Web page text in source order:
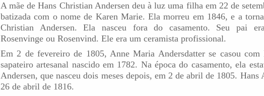
A mãe de Hans Christian Andersen deu à luz uma filha em 22 de
batizada com o nome de Karen Marie. Ela morreu em 1846, e a
Christian Andersen. Ela nasceu fora do casamento. Seu pai
Rosenvinge ou Rosenvind. Ele era um ceramista profissional.
Em 2 de fevereiro de 1805, Anne Maria Andersdatter se casou com
sapateiro artesanal nascido em 1782. Na época do casamento, ela
Andersen, que nasceu dois meses depois, em 2 de abril de 1805. Hans
26 de abril de 1816.